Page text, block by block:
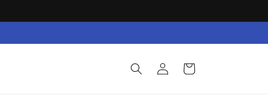
Iniciar
sesión
Carrito